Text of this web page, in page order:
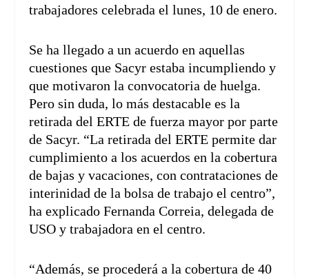
trabajadores celebrada el lunes, 10 de enero.
Se ha llegado a un acuerdo en aquellas
cuestiones que Sacyr estaba incumpliendo y
que motivaron la convocatoria de huelga.
Pero sin duda, lo más destacable es la
retirada del ERTE de fuerza mayor por parte
de Sacyr. “La retirada del ERTE permite dar
cumplimiento a los acuerdos en la cobertura
de bajas y vacaciones, con contrataciones de
interinidad de la bolsa de trabajo el centro”,
ha explicado Fernanda Correia, delegada de
USO y trabajadora en el centro.
“Además, se procederá a la cobertura de 40